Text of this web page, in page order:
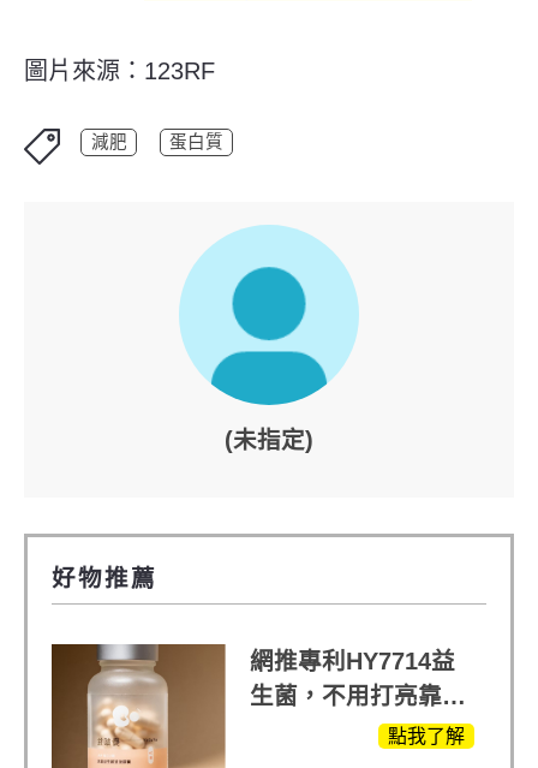
圖片來源：123RF
減肥 蛋白質
(未指定)
好物推薦
網推專利HY7714益
生菌，不用打亮靠養
點我了解